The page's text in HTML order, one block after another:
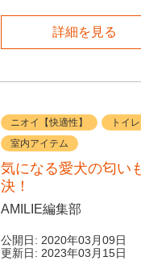
詳細を見る
ニオイ【快適性】
トイレ
室内アイテム
気になる愛犬の匂い
決！
AMILIE編集部
公開日: 2020年03月09日
更新日: 2023年03月15日